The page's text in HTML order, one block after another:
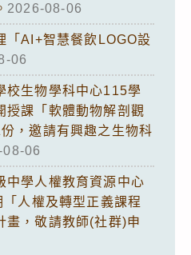
2026-08-06
「AI+智慧餐飲LOGO設
06
校生物學科中心115學
授課「軟體動物解剖觀
，邀請有興趣之生物科
06
中學人權教育資源中心
人權及轉型正義課程
畫，敬請教師(社群)申